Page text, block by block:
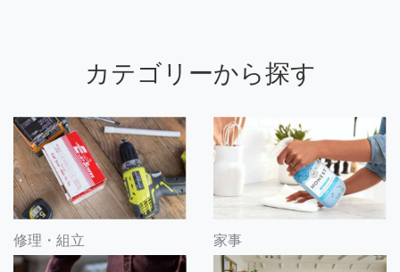
カテゴリーから探す
修理・組立 家事